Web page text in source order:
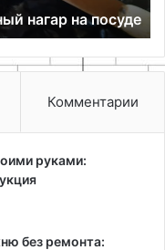
Комментарии
руками:
без ремонта: